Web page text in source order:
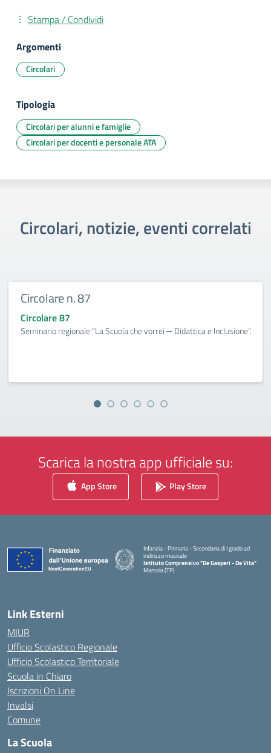
Stampa / Condividi
Argomenti
Circolari
Tipologia
Circolari per alunni e famiglie
Circolari per docenti e personale ATA
Circolari, notizie, eventi correlati
Circolare n. 87
Circolare 87
Seminario regionale “La Scuola che vorrei ─ Didattica e Inclusione".
Scarica la nostra app ufficiale su:
App Store Play Store
Infanzia - Primaria - Secondaria di I grado ad
indirizzo musicale
Istituto Comprensivo "De Gasperi - De Vita"
Marsala (TP)
Link Esterni
MIUR
Ufficio Scolastico Regionale
Ufficio Scolastico Territoriale
Scuola in Chiaro
Iscrizioni On Line
Invalsi
Comune
La Scuola